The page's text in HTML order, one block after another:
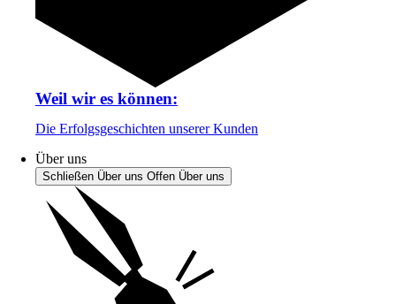
Weil wir es können:
Die Erfolgsgeschichten unserer Kunden
Über uns
Schließen Über uns Offen Über uns